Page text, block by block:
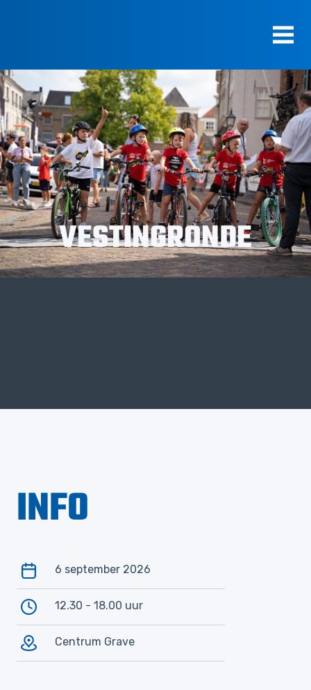
VESTINGRONDE
INFO
6 september 2026
12.30 - 18.00 uur
Centrum Grave